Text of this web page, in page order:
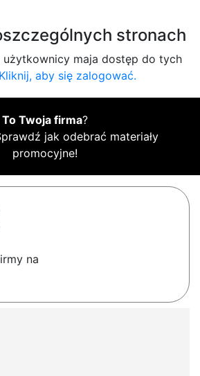
stronach
maja dostęp do tych
Kliknij, aby się zalogować.
To Twoja firma?
jak odebrać materiały
promocyjne!
na